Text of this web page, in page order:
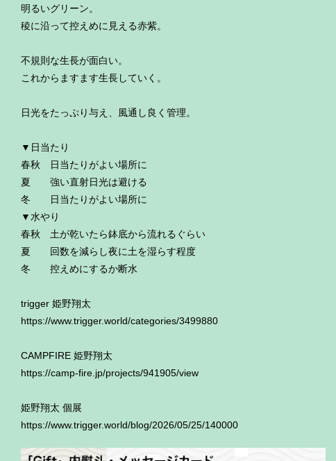
明るいグリーン。
稜に沿って控えめに見える赤紫。
不規則な生長が面白い。
これからますます生長していく。
日光をたっぷり与え、風通し良く管理。
▼日当たり
春秋 日当たりがよい場所に
夏 強い直射日光は避ける
冬 日当たりがよい場所に
▼水やり
春秋 土が乾いたら鉢底から流れるぐらい
夏 回数を減らし夜に土を湿らす程度
冬 控えめにするか断水
trigger 姫野翔太
https://www.trigger.world/categories/3499880
CAMPFIRE 姫野翔太
https://camp-fire.jp/projects/941905/view
姫野翔太 個展
https://www.trigger.world/blog/2026/05/25/140000